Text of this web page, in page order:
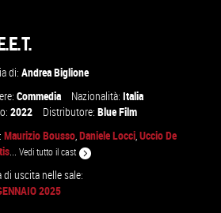
di:Andrea Biglione
Commedia Nazionalità:Italia
2022 Distributore:Blue Film
Maurizio Bousso,Daniele Locci,Uccio De
...Vedi tutto il cast
di uscita nelle sale:
2025